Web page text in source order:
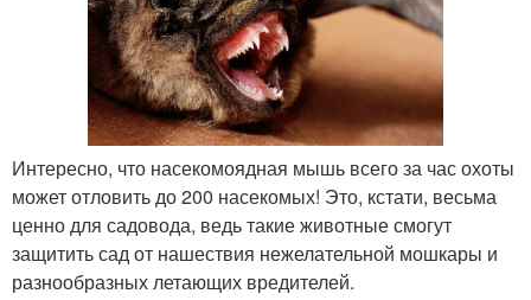
Интересно, что насекомоядная мышь всего за час охоты
может отловить до 200 насекомых! Это, кстати, весьма
ценно для садовода, ведь такие животные смогут
защитить сад от нашествия нежелательной мошкары и
разнообразных летающих вредителей.